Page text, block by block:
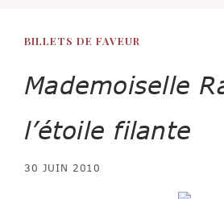
BILLETS DE FAVEUR
Mademoiselle
l’étoile filante
30 JUIN 2010